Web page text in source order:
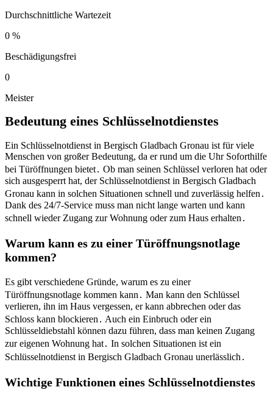
Durchschnittliche Wartezeit
0 %
Beschädigungsfrei
0
Meister
Bedeutung eines Schlüsselnotdienstes
Ein Schlüsselnotdienst in Bergisch Gladbach Gronau ist für viele
Menschen von großer Bedeutung, da er rund um die Uhr Soforthilfe
bei Türöffnungen bietet․ Ob man seinen Schlüssel verloren hat oder
sich ausgesperrt hat, der Schlüsselnotdienst in Bergisch Gladbach
Gronau kann in solchen Situationen schnell und zuverlässig helfen․
Dank des 24/7-Service muss man nicht lange warten und kann
schnell wieder Zugang zur Wohnung oder zum Haus erhalten․
Warum kann es zu einer Türöffnungsnotlage
kommen?
Es gibt verschiedene Gründe, warum es zu einer
Türöffnungsnotlage kommen kann․ Man kann den Schlüssel
verlieren, ihn im Haus vergessen, er kann abbrechen oder das
Schloss kann blockieren․ Auch ein Einbruch oder ein
Schlüsseldiebstahl können dazu führen, dass man keinen Zugang
zur eigenen Wohnung hat․ In solchen Situationen ist ein
Schlüsselnotdienst in Bergisch Gladbach Gronau unerlässlich․
Wichtige Funktionen eines Schlüsselnotdienstes